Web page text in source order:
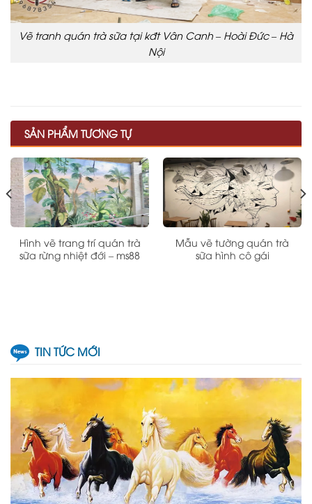
Vẽ tranh quán trà sữa tại kđt Vân Canh – Hoài Đức – Hà
Nội
SẢN PHẨM TƯƠNG TỰ
Hình vẽ trang trí quán trà
sữa rừng nhiệt đới – ms88
Mẫu vẽ tường quán trà
sữa hình cô gái
TIN TỨC MỚI